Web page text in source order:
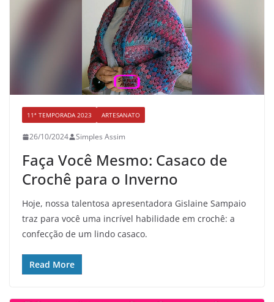
11ª TEMPORADA 2023 ARTESANATO
26/10/2024 Simples Assim
Faça Você Mesmo: Casaco de
Crochê para o Inverno
Hoje, nossa talentosa apresentadora Gislaine Sampaio
traz para você uma incrível habilidade em crochê: a
confecção de um lindo casaco.
Read More